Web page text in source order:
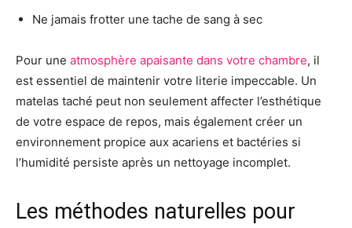
Ne jamais frotter une tache de sang à sec
Pour une atmosphère apaisante dans votre chambre, il
est essentiel de maintenir votre literie impeccable. Un
matelas taché peut non seulement affecter l’esthétique
de votre espace de repos, mais également créer un
environnement propice aux acariens et bactéries si
l’humidité persiste après un nettoyage incomplet.
Les méthodes naturelles pour